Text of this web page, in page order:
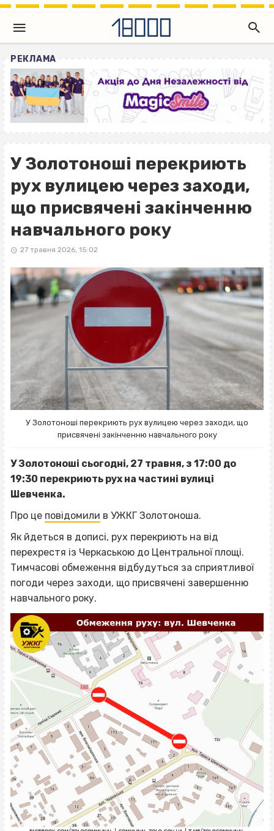
РЕКЛАМА
У Золотоноші перекриють
рух вулицею через заходи,
що присвячені закінченню
навчального року
27 травня 2026, 15:02
У Золотоноші перекриють рух вулицею через заходи, що
присвячені закінченню навчального року
У Золотоноші сьогодні, 27 травня, з 17:00 до
19:30 перекриють рух на частині вулиці
Шевченка.
Про це повідомили в УЖКГ Золотоноша.
Як йдеться в дописі, рух перекриють на від
перехрестя із Черкаською до Центральної площі.
Тимчасові обмеження відбудуться за сприятливої
погоди через заходи, що присвячені завершенню
навчального року.